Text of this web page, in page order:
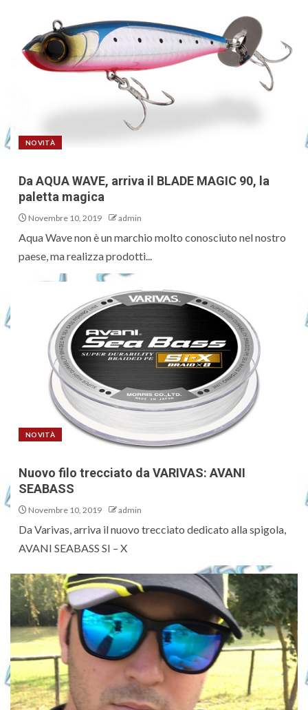
NOVITÀ
Da AQUA WAVE, arriva il BLADE MAGIC 90, la
paletta magica
Novembre 10, 2019 admin
Aqua Wave non è un marchio molto conosciuto nel nostro
paese, ma realizza prodotti...
NOVITÀ
Nuovo filo trecciato da VARIVAS: AVANI
SEABASS
Novembre 10, 2019 admin
Da Varivas, arriva il nuovo trecciato dedicato alla spigola,
AVANI SEABASS SI – X